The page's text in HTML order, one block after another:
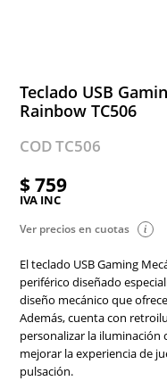
Teclado USB
Rainbow TC506
COD TC506
$ 759
IVA INC
Ver precios en cuotas
El teclado USB Gaming
periférico diseñado
diseño mecánico que
Además, cuenta con
personalizar la iluminación
mejorar la experiencia de
pulsación.